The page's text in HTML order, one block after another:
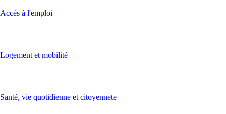
Accès à l'emploi
Logement et mobilité
Santé, vie quotidienne et citoyennete